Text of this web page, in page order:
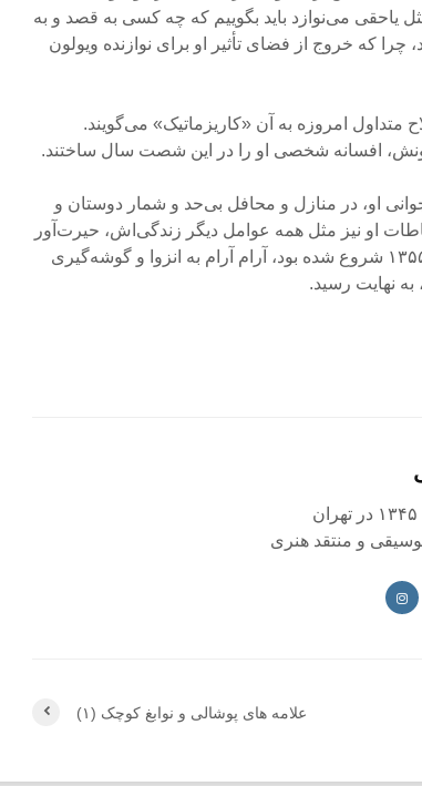
یاحقی می‌نوازد باید بگوییم که چه کسی به قصد و به
چرا که خروج از فضای تأثیر او برای نوازنده ویولون
امروزه به آن «کاریزماتیک» می‌گویند.
افسانه شخصی او را در این شصت سال ساختند.
او، در منازل و محافل بی‌حد و شمار دوستان و
او نیز مثل همه عوامل دیگر زندگی‌اش، حیرت‌آور
بود). نیم دیگر آن، که از حدود سالهای ۵۶-۱۳۵۵ شروع شده بود، آرام آرام به انزوا و گوشه‌گیری
نهایت رسید.
و منتقد هنری
علامه های پوشالی و نوابغ کوچک (۱)